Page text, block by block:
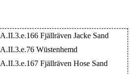
A.II.3.e.166 Fjällräven Jacke Sand
A.II.3.e.76 Wüstenhemd
A.II.3.e.167 Fjällräven Hose Sand